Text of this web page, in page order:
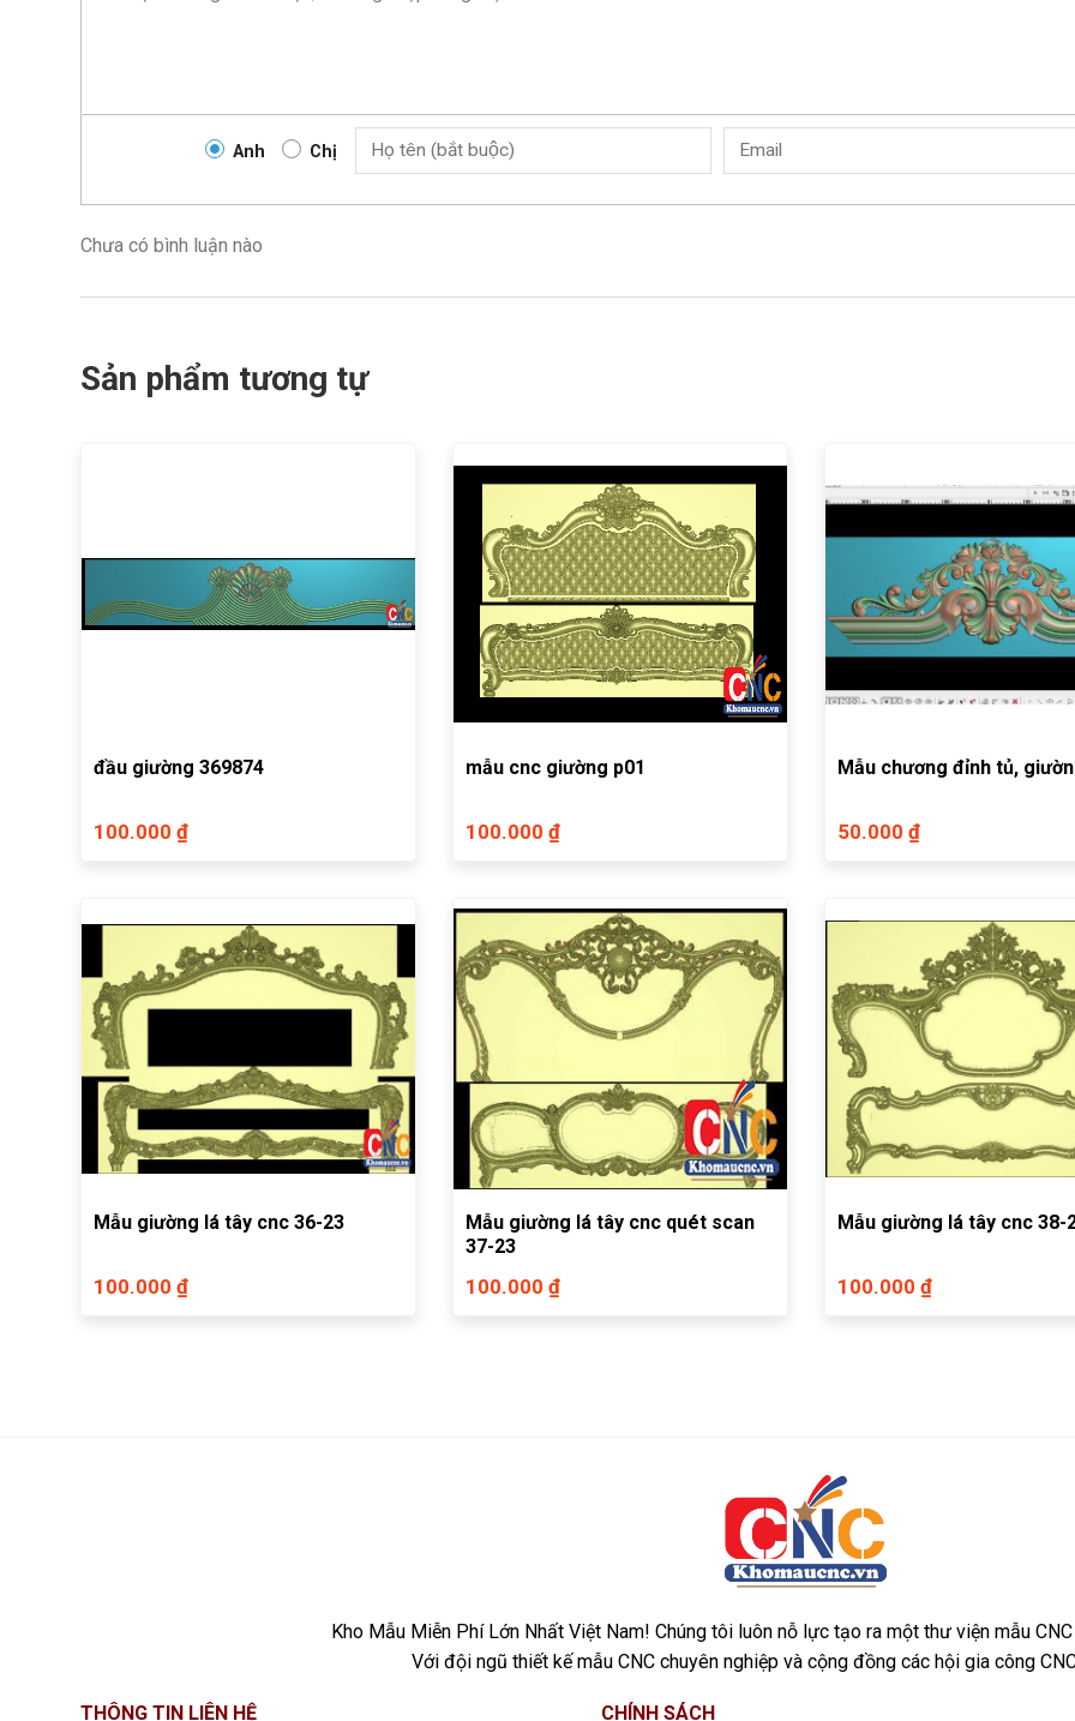
Anh Chị
Chưa có bình luận nào
Sản phẩm tương tự
đầu giường 369874
100.000 ₫
mẫu cnc giường p01
100.000 ₫
Mẫu chương đỉnh tủ,
50.000 ₫
Mẫu giường lá tây cnc 36-23
100.000 ₫
Mẫu giường lá tây cnc quét scan
37-23
100.000 ₫
Mẫu giường lá tây cnc 38-
100.000 ₫
Kho Mẫu Miễn Phí Lớn Nhất Việt Nam! Chúng tôi luôn nỗ lực tạo ra một thư viện mẫu
Với đội ngũ thiết kế mẫu CNC chuyên nghiệp và cộng đồng các hội gia công
THÔNG TIN LIÊN HỆ CHÍNH SÁCH